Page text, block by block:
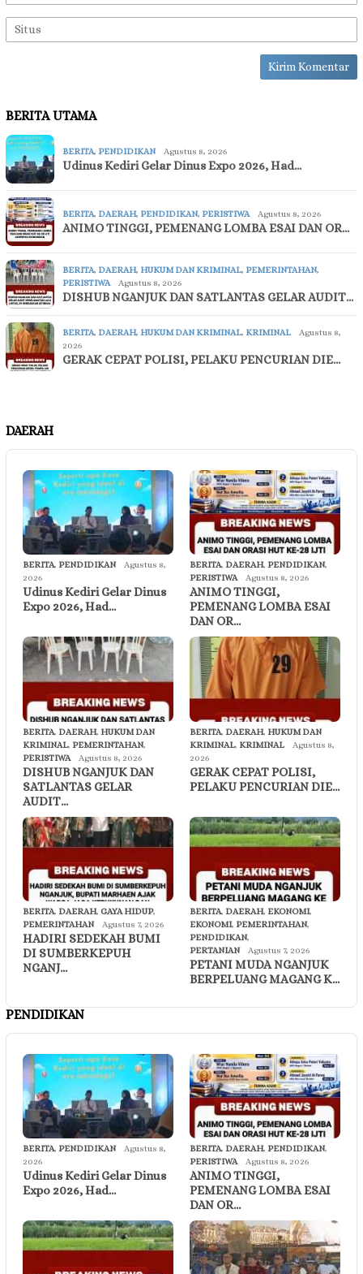
BERITA UTAMA
BERITA, PENDIDIKAN Agustus 8, 2026
Udinus Kediri Gelar Dinus Expo 2026, Had…
BERITA, DAERAH, PENDIDIKAN, PERISTIWA Agustus 8, 2026
ANIMO TINGGI, PEMENANG LOMBA ESAI DAN OR…
BERITA, DAERAH, HUKUM DAN KRIMINAL, PEMERINTAHAN,
PERISTIWA
Agustus 8, 2026
DISHUB NGANJUK DAN SATLANTAS GELAR AUDIT…
BERITA, DAERAH, HUKUM DAN KRIMINAL, KRIMINAL
Agustus 8,
2026
GERAK CEPAT POLISI, PELAKU PENCURIAN DIE…
DAERAH
BERITA, PENDIDIKAN
Agustus 8,
2026
Udinus Kediri Gelar Dinus
Expo 2026, Had…
BERITA, DAERAH, PENDIDIKAN,
PERISTIWA
Agustus 8, 2026
ANIMO TINGGI,
PEMENANG LOMBA ESAI
DAN OR…
BERITA, DAERAH, HUKUM DAN
KRIMINAL, PEMERINTAHAN,
PERISTIWA
Agustus 8, 2026
DISHUB NGANJUK DAN
SATLANTAS GELAR
AUDIT…
BERITA, DAERAH, HUKUM DAN
KRIMINAL, KRIMINAL
Agustus 8,
2026
GERAK CEPAT POLISI,
PELAKU PENCURIAN DIE…
BERITA, DAERAH, GAYA HIDUP,
PEMERINTAHAN
Agustus 7, 2026
HADIRI SEDEKAH BUMI
DI SUMBERKEPUH
NGANJ…
BERITA, DAERAH, EKONOMI,
EKONOMI, PEMERINTAHAN,
PENDIDIKAN,
PERTANIAN
Agustus 7, 2026
PETANI MUDA NGANJUK
BERPELUANG MAGANG K…
PENDIDIKAN
BERITA, PENDIDIKAN
Agustus 8,
2026
Udinus Kediri Gelar Dinus
Expo 2026, Had…
BERITA, DAERAH, PENDIDIKAN,
PERISTIWA
Agustus 8, 2026
ANIMO TINGGI,
PEMENANG LOMBA ESAI
DAN OR…